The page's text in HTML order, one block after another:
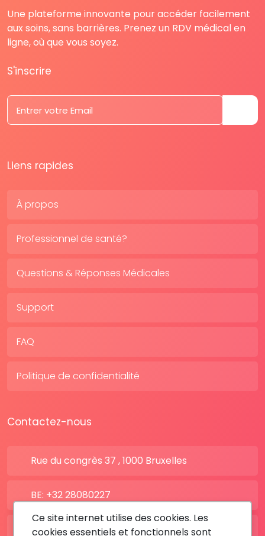
Une plateforme innovante pour accéder facilement
aux soins, sans barrières. Prenez un RDV médical en
ligne, où que vous soyez.
S'inscrire
Liens rapides
À propos
Professionnel de santé?
Questions & Réponses Médicales
Support
FAQ
Politique de confidentialité
Contactez-nous
Rue du congrès 37 , 1000 Bruxelles
BE: +32 28080227
FR: +33 183642895
Ce site internet utilise des cookies. Les
cookies essentiels et fonctionnels sont